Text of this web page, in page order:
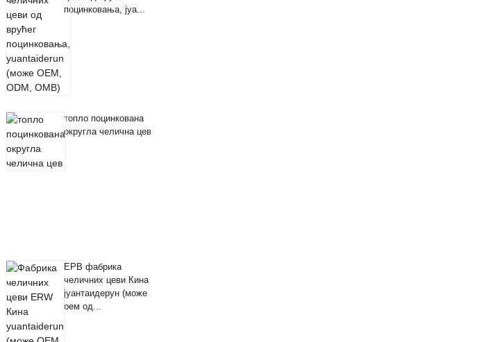
поцинковања, јуа...
топло поцинкована
округла челична цев
ЕРВ фабрика
челичних цеви Кина
јуантаидерун (може
оем од...